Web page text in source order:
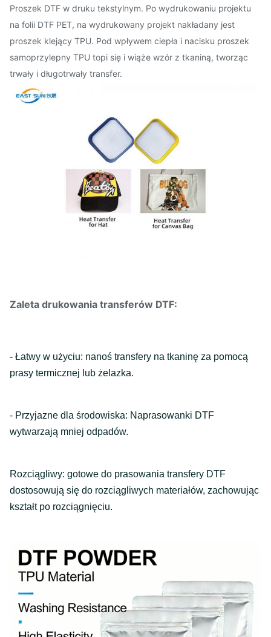
Proszek DTF w druku tekstylnym. Po wydrukowaniu projektu
na folii DTF PET, na wydrukowany projekt nakładany jest
proszek klejący TPU. Pod wpływem ciepła i nacisku proszek
samoprzylepny TPU topi się i wiąże wzór z tkaniną, tworząc
trwały i długotrwały transfer.
Zaleta drukowania transferów DTF:
- Łatwy w użyciu: nanoś transfery na tkaninę za pomocą
prasy termicznej lub żelazka.
- Przyjazne dla środowiska: Naprasowanki DTF
wytwarzają mniej odpadów.
Rozciągliwy: gotowe do prasowania transfery DTF
dostosowują się do rozciągliwych materiałów, zachowując
kształt po rozciągnięciu.